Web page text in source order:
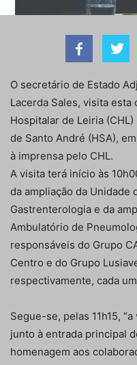
O secretário de Estado
Lacerda Sales, visita
Hospitalar de Leiria
de Santo André (HSA),
à imprensa pelo CHL.
A visita terá início às
da ampliação da Unidade
Gastrenterologia e da
Ambulatório de
responsáveis do Grupo
Centro e do Grupo
respectivamente, cada
Segue-se, pelas 11h15,
junto à entrada principal
homenagem aos